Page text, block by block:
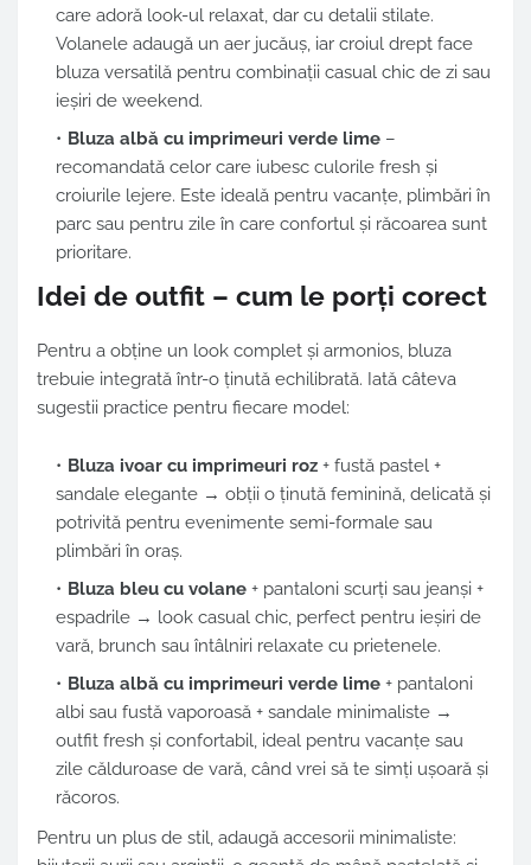
care adoră look-ul relaxat, dar cu detalii stilate.
Volanele adaugă un aer jucăuș, iar croiul drept face
bluza versatilă pentru combinații casual chic de zi sau
ieșiri de weekend.
Bluza albă cu imprimeuri verde lime –
recomandată celor care iubesc culorile fresh și
croiurile lejere. Este ideală pentru vacanțe, plimbări în
parc sau pentru zile în care confortul și răcoarea sunt
prioritare.
Idei de outfit – cum le porți corect
Pentru a obține un look complet și armonios, bluza
trebuie integrată într-o ținută echilibrată. Iată câteva
sugestii practice pentru fiecare model:
Bluza ivoar cu imprimeuri roz + fustă pastel +
sandale elegante → obții o ținută feminină, delicată și
potrivită pentru evenimente semi-formale sau
plimbări în oraș.
Bluza bleu cu volane + pantaloni scurți sau jeanși +
espadrile → look casual chic, perfect pentru ieșiri de
vară, brunch sau întâlniri relaxate cu prietenele.
Bluza albă cu imprimeuri verde lime + pantaloni
albi sau fustă vaporoasă + sandale minimaliste →
outfit fresh și confortabil, ideal pentru vacanțe sau
zile călduroase de vară, când vrei să te simți ușoară și
răcoros.
Pentru un plus de stil, adaugă accesorii minimaliste: